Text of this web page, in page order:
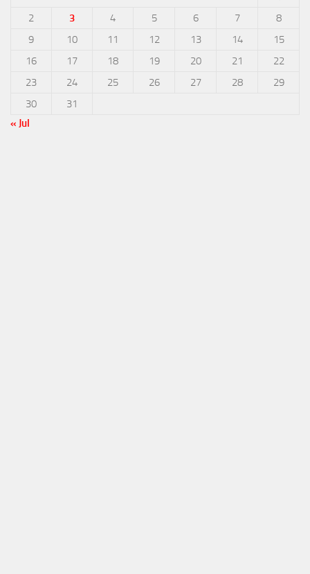
2
3 4 5 6 7
8
9
10 11 12 13 14
15
16
17 18 19 20 21
22
23
24 25 26 27 28
29
30
31
« Jul